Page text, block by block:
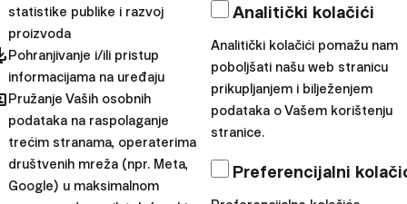
Americi možete relativno lako započeti poslovanje, u
Europi vas često dočeka lavina regulacija i visokih
početnih troškova koji guše inovaciju i brzinu povrata
ulaganja. Kinesko gospodarstvo također je usporilo, što
je dodatno otežalo situaciju na globalnim tržištima.
Prošli prinosi nisu
statistike publike i razvoj
proizvoda
Pohranjivanje i/ili pristup
informacijama na uređaju
Pružanje Vaših osobnih
podataka na raspolaganje
trećim stranama, operaterima
društvenih mreža (npr. Meta,
Google) u maksimalnom
Analitički kolačići
Analitički kolačići pomažu nam
poboljšati našu web stranicu
prikupljanjem i bilježenjem
podataka o Vašem korištenju
stranice.
Preferencijalni